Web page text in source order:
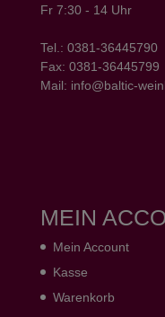
Fr 7:30 - 14 Uhr
Tel.: 0381-36445790
Fax: 0381-36445799
Mail: info@baltic-
MEIN
Mein Account
Kasse
Warenkorb